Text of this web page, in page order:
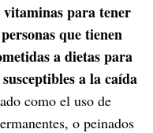
para tener
que tienen
a dietas para
a la caída
como el uso de
o peinados